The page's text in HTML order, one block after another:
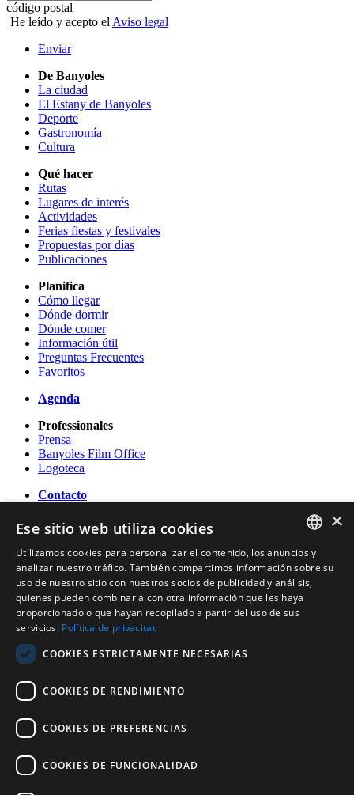
código postal
He leído y acepto el Aviso legal
Enviar
De Banyoles
La ciudad
El Estany de Banyoles
Deporte
Gastronomía
Cultura
Qué hacer
Rutas
Lugares de interés
Actividades
Ferias fiestas y festivales
Propuestas por días
Publicaciones
Planifica
Cómo llegar
Dónde dormir
Dónde comer
Información útil
Preguntas Frecuentes
Favoritos
Agenda
Professionales
Prensa
Banyoles Film Office
Logoteca
Contacto
OFICINA DE TURISMO DE BANYOLES
Passeig Darder - Pesquera núm. 10
17820 Banyoles (Girona)
Tel. (0034) 972 583 470
turisme@ajbanyoles.org
whatsapp 690 853 395
Síguenos
CATALAN
ENGLISH
FRENCH
×
Ese sitio web utiliza cookies
Utilizamos cookies para personalizar el contenido, los anuncios y
analizar nuestro tráfico. También compartimos información sobre su
uso de nuestro sitio con nuestros socios de publicidad y análisis,
quienes pueden combinarla con otra información que les haya
proporcionado o que hayan recopilado a partir del uso de sus
servicios. Política de privacitat
COOKIES ESTRICTAMENTE NECESARIAS
COOKIES DE RENDIMIENTO
COOKIES DE PREFERENCIAS
COOKIES DE FUNCIONALIDAD